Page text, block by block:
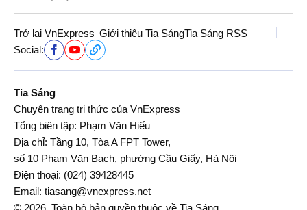
Trở lại VnExpress Giới thiệu Tia SángTia Sáng RSS
Social:
Tia Sáng
Chuyên trang tri thức của VnExpress
Tổng biên tập: Phạm Văn Hiếu
Địa chỉ: Tầng 10, Tòa A FPT Tower,
số 10 Phạm Văn Bạch, phường Cầu Giấy, Hà Nội
Điện thoại: (024) 39428445
Email: tiasang@vnexpress.net
© 2026. Toàn bộ bản quyền thuộc về Tia Sáng